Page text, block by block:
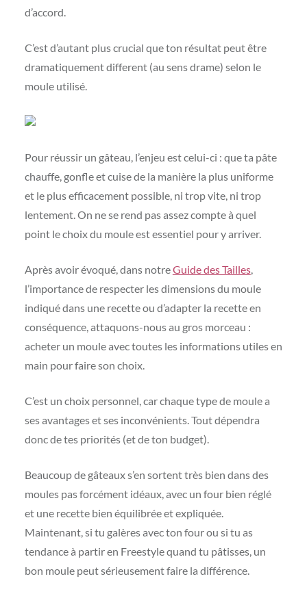
d’accord.
C’est d’autant plus crucial que ton résultat peut être
dramatiquement different (au sens drame) selon le
moule utilisé.
Pour réussir un gâteau, l’enjeu est celui-ci : que ta pâte
chauffe, gonfle et cuise de la manière la plus uniforme
et le plus efficacement possible, ni trop vite, ni trop
lentement. On ne se rend pas assez compte à quel
point le choix du moule est essentiel pour y arriver.
Après avoir évoqué, dans notreGuide des Tailles,
l’importance de respecter les dimensions du moule
indiqué dans une recette ou d’adapter la recette en
conséquence, attaquons-nous au gros morceau :
acheter un moule avec toutes les informations utiles en
main pour faire son choix.
C’est un choix personnel, car chaque type de moule a
ses avantages et ses inconvénients. Tout dépendra
donc de tes priorités (et de ton budget).
Beaucoup de gâteaux s’en sortent très bien dans des
moules pas forcément idéaux, avec un four bien réglé
et une recette bien équilibrée et expliquée.
Maintenant, si tu galères avec ton four ou si tu as
tendance à partir en Freestyle quand tu pâtisses, un
bon moule peut sérieusement faire la différence.